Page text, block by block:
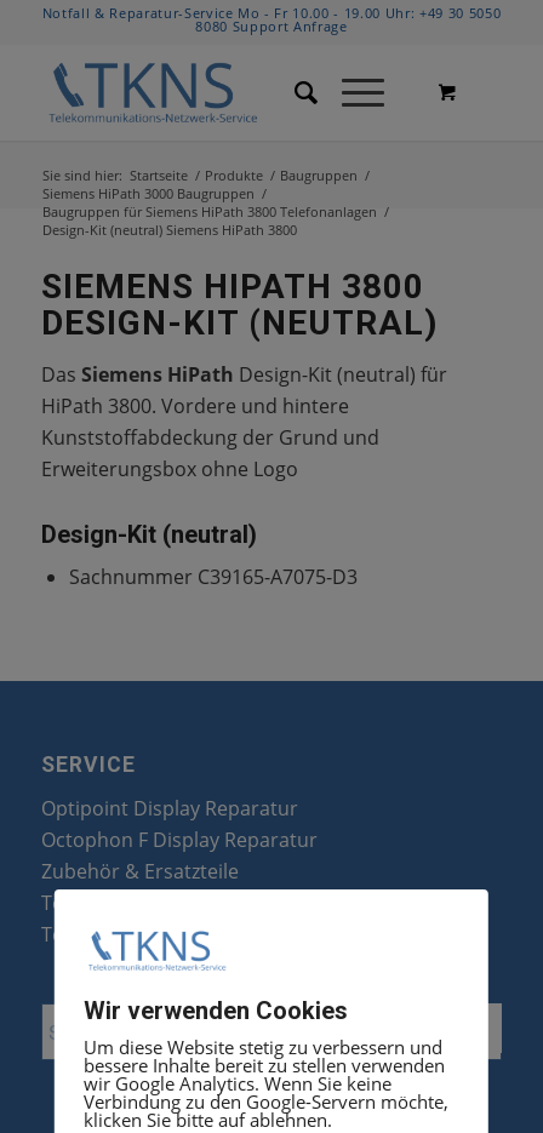
Notfall & Reparatur-Service Mo - Fr 10.00 - 19.00 Uhr:+49 30 5050
8080 Support Anfrage
Sie sind hier: Startseite / Produkte / Baugruppen /
Siemens HiPath 3000 Baugruppen /
Baugruppen für Siemens HiPath 3800 Telefonanlagen /
Design-Kit (neutral) Siemens HiPath 3800
SIEMENS HIPATH 3800
DESIGN-KIT (NEUTRAL)
Das Siemens HiPath Design-Kit (neutral) für
HiPath 3800. Vordere und hintere
Kunststoffabdeckung der Grund und
Erweiterungsbox ohne Logo
Design-Kit (neutral)
Sachnummer C39165-A7075-D3
SERVICE
Optipoint Display Reparatur
Octophon F Display Reparatur
Zubehör & Ersatzteile
Telefonanlagen Optimierung
Telefonanlagen Erweiterung
Wir verwenden Cookies
Um diese Website stetig zu verbessern und
bessere Inhalte bereit zu stellen verwenden
wir Google Analytics. Wenn Sie keine
Verbindung zu den Google-Servern möchte,
klicken Sie bitte auf ablehnen.